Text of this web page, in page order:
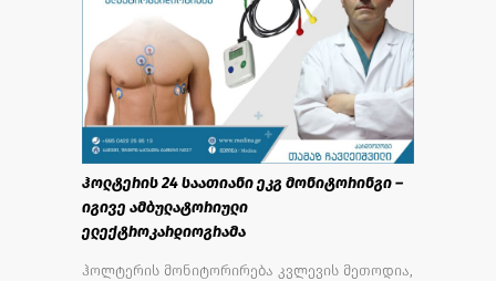
ჰოლტერის 24 საათიანი ეკგ მონიტორინგი –
იგივე ამბულატორიული
ელექტროკარდიოგრამა
ჰოლტერის მონიტორირება კვლევის მეთოდია,